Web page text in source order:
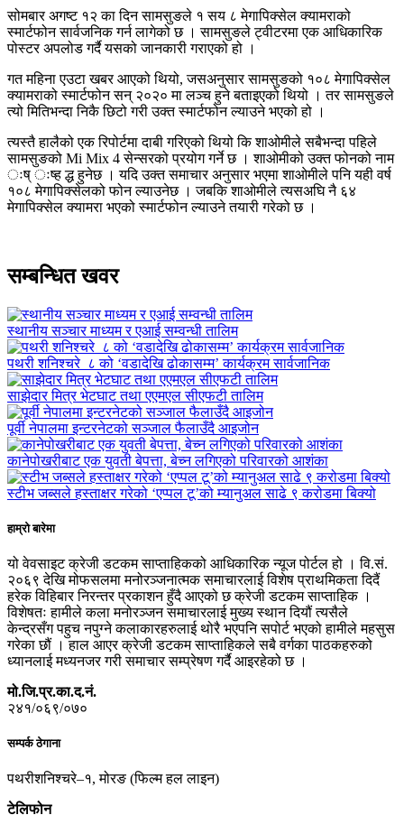
सोमबार अगष्ट १२ का दिन सामसुङले १ सय ८ मेगापिक्सेल क्यामराको
स्मार्टफोन सार्वजनिक गर्न लागेको छ । सामसुङले ट्वीटरमा एक आधिकारिक
पोस्टर अपलोड गर्दै यसको जानकारी गराएको हो ।
गत महिना एउटा खबर आएको थियो, जसअनुसार सामसुङको १०८ मेगापिक्सेल
क्यामराको स्मार्टफोन सन् २०२० मा लञ्च हुने बताइएको थियो । तर सामसुङले
त्यो मितिभन्दा निकै छिटो गरी उक्त स्मार्टफोन ल्याउने भएको हो ।
त्यस्तै हालैको एक रिपोर्टमा दाबी गरिएको थियो कि शाओमीले सबैभन्दा पहिले
सामसुङको Mi Mix 4 सेन्सरको प्रयोग गर्ने छ । शाओमीको उक्त फोनको नाम
ःष् ःष्ह द्ध हुनेछ । यदि उक्त समाचार अनुसार भएमा शाओमीले पनि यही वर्ष
१०८ मेगापिक्सेलको फोन ल्याउनेछ । जबकि शाओमीले त्यसअघि नै ६४
मेगापिक्सेल क्यामरा भएको स्मार्टफोन ल्याउने तयारी गरेको छ ।
सम्बन्धित खवर
स्थानीय सञ्चार माध्यम र एआई सम्वन्धी तालिम
पथरी शनिश्चरे ८ को ‘वडादेखि ढोकासम्म’ कार्यक्रम सार्वजानिक
साझेदार मित्र भेटघाट तथा एएमएल सीएफटी तालिम
पूर्वी नेपालमा इन्टरनेटको सञ्जाल फैलाउँदै आइजोन
कानेपोखरीबाट एक युवती बेपत्ता, बेच्न लगिएको परिवारको आशंका
स्टीभ जब्सले हस्ताक्षर गरेको ‘एप्पल टू’को म्यानुअल साढे ९ करोडमा बिक्यो
हाम्रो बारेमा
यो वेवसाइट क्रेजी डटकम साप्ताहिकको आधिकारिक न्यूज पोर्टल हो । वि.सं.
२०६९ देखि मोफसलमा मनोरञ्जनात्मक समाचारलाई विशेष प्राथमिकता दिदैं
हरेक विहिबार निरन्तर प्रकाशन हुँदै आएको छ क्रेजी डटकम साप्ताहिक ।
विशेषतः हामीले कला मनोरञ्जन समाचारलाई मुख्य स्थान दियौं त्यसैले
केन्द्रसँग पहुच नपुग्ने कलाकारहरुलाई थोरै भएपनि सपोर्ट भएको हामीले महसुस
गरेका छौं । हाल आएर क्रेजी डटकम साप्ताहिकले सबै वर्गका पाठकहरुको
ध्यानलाई मध्यनजर गरी समाचार सम्प्रेषण गर्दै आइरहेको छ ।
मो.जि.प्र.का.द.नं.
२४१/०६९/०७०
सम्पर्क ठेगाना
पथरीशनिश्चरे–१, मोरङ (फिल्म हल लाइन)
टेलिफोन